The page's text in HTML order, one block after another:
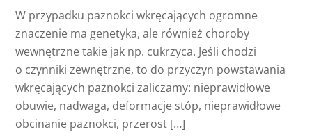
W przypadku paznokci wkręcających ogromne
znaczenie ma genetyka, ale również choroby
wewnętrzne takie jak np. cukrzyca. Jeśli chodzi
o czynniki zewnętrzne, to do przyczyn powstawania
wkręcających paznokci zaliczamy: nieprawidłowe
obuwie, nadwaga, deformacje stóp, nieprawidłowe
obcinanie paznokci, przerost […]